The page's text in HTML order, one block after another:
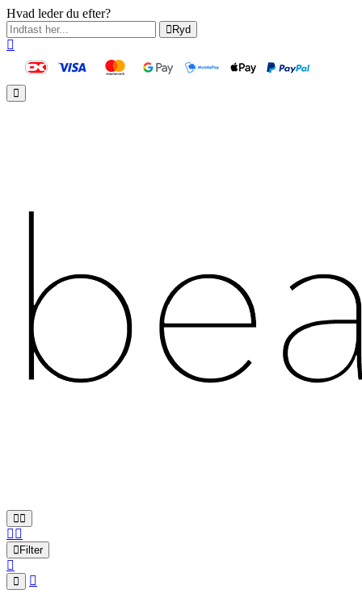
Hvad leder du efter?
Ryd
Filter